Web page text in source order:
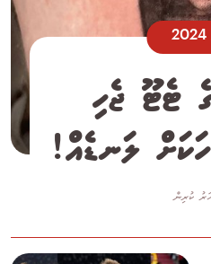
ޓެޓޫ ޖެހި
ލަނޑެއް!